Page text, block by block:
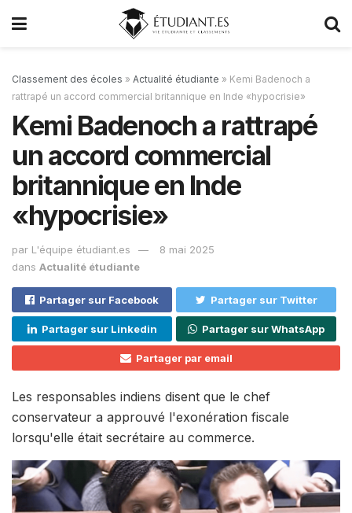
Classement des écoles » Actualité étudiante » Kemi Badenoch a
rattrapé un accord commercial britannique en Inde «hypocrisie»
Kemi Badenoch a rattrapé
un accord commercial
britannique en Inde
«hypocrisie»
par L'équipe étudiant.es
8 mai 2025
dans Actualité étudiante
Partager sur Facebook Partager sur Twitter
Partager sur Linkedin Partager sur WhatsApp
Partager par email
Les responsables indiens disent que le chef
conservateur a approuvé l'exonération fiscale
lorsqu'elle était secrétaire au commerce.